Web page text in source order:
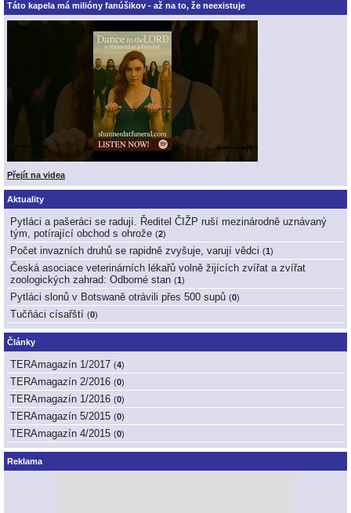
Táto kapela má milióny fanúšikov - až na to, že neexistuje
Přejít na videa
Aktuality
Pytláci a pašeráci se radují. Ředitel ČIŽP ruší mezinárodně uznávaný
tým, potírající obchod s ohrože (2)
Počet invazních druhů se rapidně zvyšuje, varují vědci (1 )
Česká asociace veterinárních lékařů volně žijících zvířat a zvířat
zoologických zahrad: Odborné stan (1 )
Pytláci slonů v Botswaně otrávili přes 500 supů (0)
Tučňáci císařští (0)
Články
TERAmagazín 1/2017 (4)
TERAmagazín 2/2016 (0)
TERAmagazín 1/2016 (0)
TERAmagazín 5/2015 (0)
TERAmagazín 4/2015 (0)
Reklama